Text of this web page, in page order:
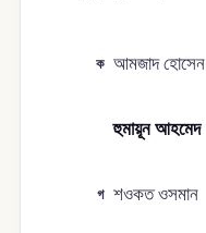
ক আমজাদ হোসেন
হুমায়ূন আহমেদ
গ শওকত ওসমান